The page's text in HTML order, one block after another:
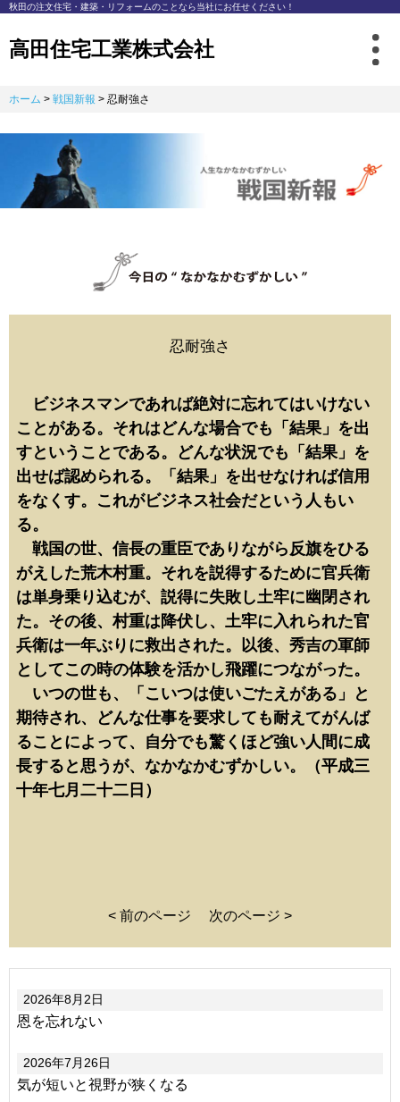
秋⽥の注⽂住宅・建築・リフォームのことなら当社にお任せください！
高田住宅工業株式会社
ホーム > 戦国新報 > 忍耐強さ
忍耐強さ
ビジネスマンであれば絶対に忘れてはいけない
ことがある。それはどんな場合でも「結果」を出
すということである。どんな状況でも「結果」を
出せば認められる。「結果」を出せなければ信用
をなくす。これがビジネス社会だという人もい
る。
戦国の世、信長の重臣でありながら反旗をひる
がえした荒木村重。それを説得するために官兵衛
は単身乗り込むが、説得に失敗し土牢に幽閉され
た。その後、村重は降伏し、土牢に入れられた官
兵衛は一年ぶりに救出された。以後、秀吉の軍師
としてこの時の体験を活かし飛躍につながった。
いつの世も、「こいつは使いごたえがある」と
期待され、どんな仕事を要求しても耐えてがんば
ることによって、自分でも驚くほど強い人間に成
長すると思うが、なかなかむずかしい。（平成三
十年七月二十二日）
< 前のページ 次のページ >
2026年8月2日
恩を忘れない
2026年7月26日
気が短いと視野が狭くなる